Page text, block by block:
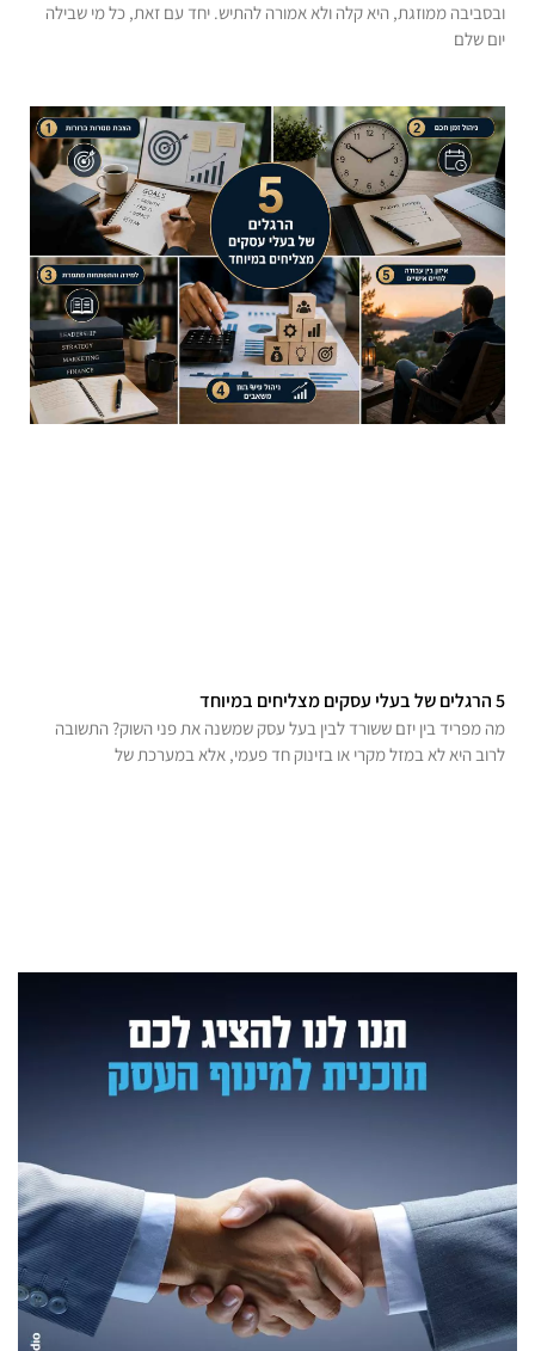
ובסביבה ממוזגת, היא קלה ולא אמורה להתיש. יחד עם זאת, כל מי שבילה
יום שלם
5 הרגלים של בעלי עסקים מצליחים במיוחד
מה מפריד בין יזם ששורד לבין בעל עסק שמשנה את פני השוק? התשובה
לרוב היא לא במזל מקרי או בזינוק חד פעמי, אלא במערכת של